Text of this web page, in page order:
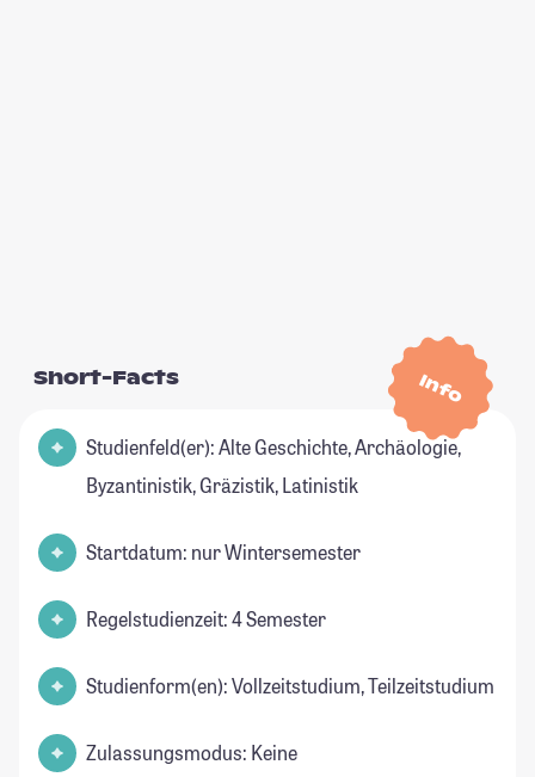
Info
Short-Facts
Studienfeld(er): Alte Geschichte, Archäologie,
Byzantinistik, Gräzistik, Latinistik
Startdatum: nur Wintersemester
Regelstudienzeit: 4 Semester
Studienform(en): Vollzeitstudium, Teilzeitstudium
Zulassungsmodus: Keine